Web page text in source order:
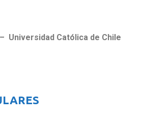
Universidad Católica de Chile